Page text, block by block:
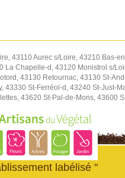
43110 Aurec s/Loire, 43210 Bas-
Chapelle-d, 43120 Monistrol s/
43130 Retournac, 43130 St-
St-Ferréol-d, 43240 St-Just-
43620 St-Pal-de-Mons, 43600
labélisé "